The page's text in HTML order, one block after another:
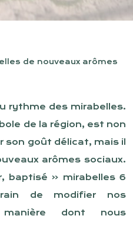
de nouveaux arômes
rythme des mirabelles.
de la région, est non
son goût délicat, mais il
arômes sociaux.
baptisé « mirabelles 6
de modifier nos
dont nous